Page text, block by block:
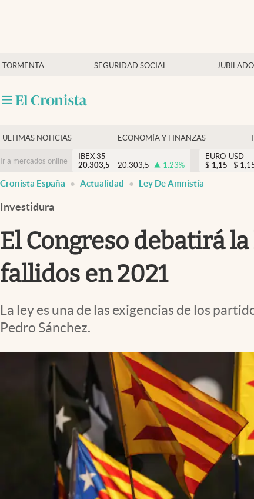
TORMENTA SEGURIDAD SOCIAL
Economía y finanzas
Criptomonedas
ULTIMAS NOTICIAS ECONOMÍA Y FINANZAS
Ir a mercados online
IBEX 35
20.303,5
20.303,5 1.23%
EURO-USD
$ 1,15 $
Cronista España Actualidad Ley De Amnistía
Investidura
El Congreso debatirá
fallidos en 2021
La ley es una de las exigencias de los
Pedro Sánchez.